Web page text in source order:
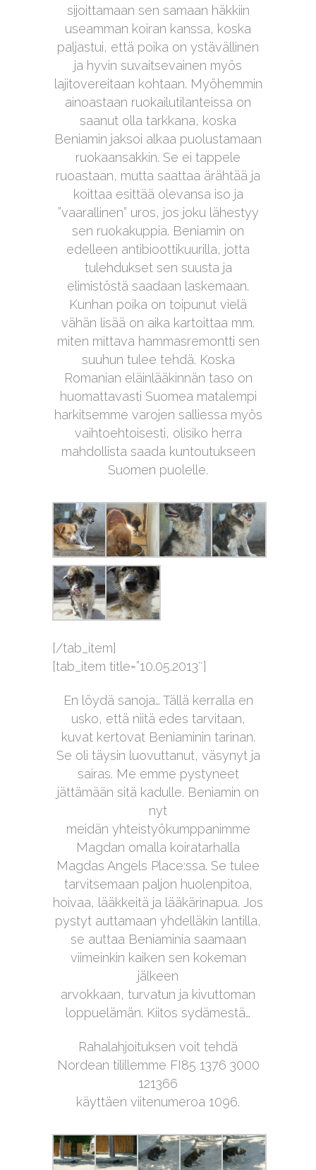
sijoittamaan sen samaan häkkiin
useamman koiran kanssa, koska
paljastui, että poika on ystävällinen
ja hyvin suvaitsevainen myös
lajitovereitaan kohtaan. Myöhemmin
ainoastaan ruokailutilanteissa on
saanut olla tarkkana, koska
Beniamin jaksoi alkaa puolustamaan
ruokaansakkin. Se ei tappele
ruoastaan, mutta saattaa ärähtää ja
koittaa esittää olevansa iso ja
”vaarallinen” uros, jos joku lähestyy
sen ruokakuppia. Beniamin on
edelleen antibioottikuurilla, jotta
tulehdukset sen suusta ja
elimistöstä saadaan laskemaan.
Kunhan poika on toipunut vielä
vähän lisää on aika kartoittaa mm.
miten mittava hammasremontti sen
suuhun tulee tehdä. Koska
Romanian eläinlääkinnän taso on
huomattavasti Suomea matalempi
harkitsemme varojen salliessa myös
vaihtoehtoisesti, olisiko herra
mahdollista saada kuntoutukseen
Suomen puolelle.
[/tab_item]
[tab_item title=”10.05.2013″]
En löydä sanoja… Tällä kerralla en
usko, että niitä edes tarvitaan,
kuvat kertovat Beniaminin tarinan.
Se oli täysin luovuttanut, väsynyt ja
sairas. Me emme pystyneet
jättämään sitä kadulle. Beniamin on
nyt
meidän yhteistyökumppanimme
Magdan omalla koiratarhalla
Magdas Angels Place:ssa. Se tulee
tarvitsemaan paljon huolenpitoa,
hoivaa, lääkkeitä ja lääkärinapua. Jos
pystyt auttamaan yhdelläkin lantilla,
se auttaa Beniaminia saamaan
viimeinkin kaiken sen kokeman
jälkeen
arvokkaan, turvatun ja kivuttoman
loppuelämän. Kiitos sydämestä…
Rahalahjoituksen voit tehdä
Nordean tilillemme FI85 1376 3000
121366
käyttäen viitenumeroa 1096.